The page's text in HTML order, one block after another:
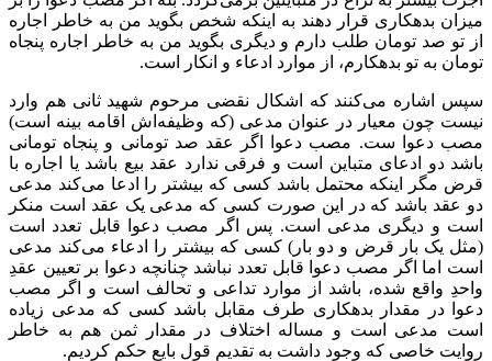
میزان بدهکاری قرار دهند به اینکه شخص بگوید من به خاطر اجاره
از تو صد تومان طلب دارم و دیگری بگوید من به خاطر اجاره پنجاه
تومان به تو بدهکارم، از موارد ادعاء و انکار است.
سپس اشاره می‌کنند که اشکال نقضی مرحوم شهید ثانی هم وارد
نیست چون معیار در عنوان مدعی (که وظیفه‌اش اقامه بینه است)
مصب دعوا ست. مصب دعوا اگر عقد صد تومانی و پنجاه تومانی
باشد دو ادعای متباین است و فرقی ندارد عقد بیع باشد یا اجاره با
قرض مگر اینکه محتمل باشد کسی که بیشتر را ادعا می‌کند مدعی
دو عقد باشد که در این صورت کسی که مدعی یک عقد است منکر
است و دیگری مدعی است. پس اگر مصب دعوا قابل تعدد است
(مثل یک بار قرض و دو بار) کسی که بیشتر را ادعاء می‌کند مدعی
است اما اگر مصب دعوا قابل تعدد نباشد چنانچه دعوا بر تعیین عقدِ
واحدِ واقع شده، باشد از موارد تداعی و تحالف است و اگر مصب
دعوا در مقدار بدهکاری طرف مقابل باشد کسی که مدعی زیاده
است مدعی است و مساله اختلاف در مقدار ثمن هم به خاطر
روایت خاصی که وجود داشت به تقدیم قول بایع حکم کردیم.